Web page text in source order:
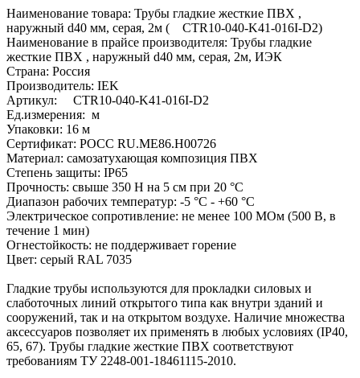
Наименование товара: Трубы гладкие жесткие ПВХ ,
наружный d40 мм, серая, 2м ( CTR10-040-K41-016I-D2)
Наименование в прайсе производителя: Трубы гладкие
жесткие ПВХ , наружный d40 мм, серая, 2м, ИЭК
Страна: Россия
Производитель: IEK
Артикул: CTR10-040-K41-016I-D2
Ед.измерения: м
Упаковки: 16 м
Сертификат: POCC RU.ME86.H00726
Материал: самозатухающая композиция ПВХ
Степень защиты: IP65
Прочность: свыше 350 Н на 5 см при 20 °С
Диапазон рабочих температур: -5 °С - +60 °С
Электрическое сопротивление: не менее 100 МОм (500 В, в
течение 1 мин)
Огнестойкость: не поддерживает горение
Цвет: серый RAL 7035
Гладкие трубы используются для прокладки силовых и
слаботочных линий открытого типа как внутри зданий и
сооружений, так и на открытом воздухе. Наличие множества
аксессуаров позволяет их применять в любых условиях (IP40,
65, 67). Трубы гладкие жесткие ПВХ соответствуют
требованиям ТУ 2248-001-18461115-2010.